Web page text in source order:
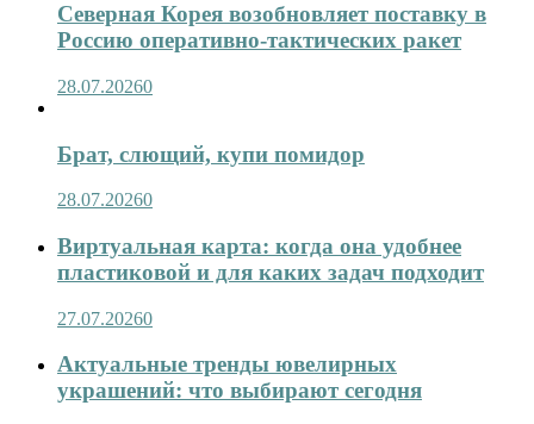
Северная Корея возобновляет поставку в
Россию оперативно-тактических ракет
28.07.20260
Брат, слющий, купи помидор
28.07.20260
Виртуальная карта: когда она удобнее
пластиковой и для каких задач подходит
27.07.20260
Актуальные тренды ювелирных
украшений: что выбирают сегодня